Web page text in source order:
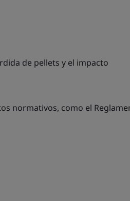
de pellets y el impacto
normativos, como el